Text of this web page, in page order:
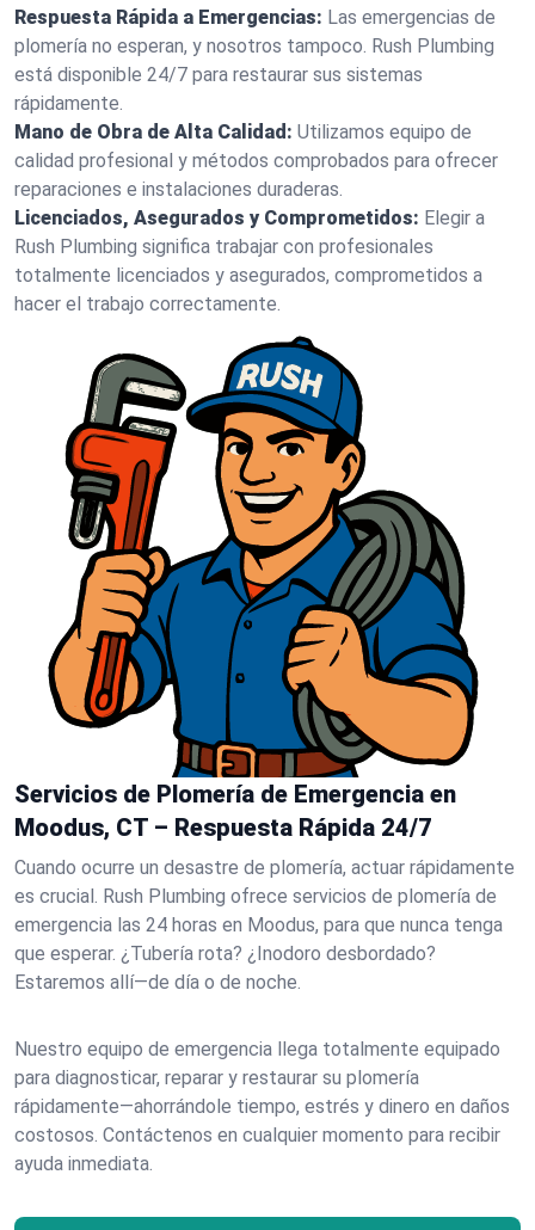
Respuesta Rápida a Emergencias: Las emergencias de
plomería no esperan, y nosotros tampoco. Rush Plumbing
está disponible 24/7 para restaurar sus sistemas
rápidamente.
Mano de Obra de Alta Calidad: Utilizamos equipo de
calidad profesional y métodos comprobados para ofrecer
reparaciones e instalaciones duraderas.
Licenciados, Asegurados y Comprometidos: Elegir a
Rush Plumbing significa trabajar con profesionales
totalmente licenciados y asegurados, comprometidos a
hacer el trabajo correctamente.
Servicios de Plomería de Emergencia en
Moodus, CT – Respuesta Rápida 24/7
Cuando ocurre un desastre de plomería, actuar rápidamente
es crucial. Rush Plumbing ofrece servicios de plomería de
emergencia las 24 horas en Moodus, para que nunca tenga
que esperar. ¿Tubería rota? ¿Inodoro desbordado?
Estaremos allí—de día o de noche.
Nuestro equipo de emergencia llega totalmente equipado
para diagnosticar, reparar y restaurar su plomería
rápidamente—ahorrándole tiempo, estrés y dinero en daños
costosos. Contáctenos en cualquier momento para recibir
ayuda inmediata.